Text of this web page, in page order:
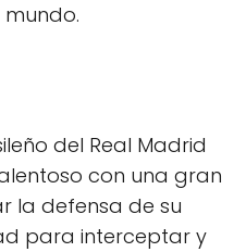
del Real Madrid
con una gran
la defensa de su
para interceptar y